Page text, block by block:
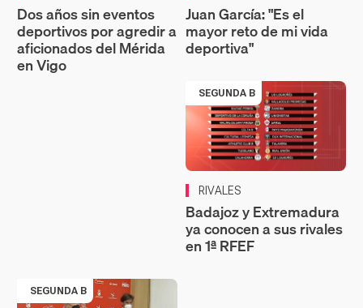
Dos años sin eventos
deportivos por agredir a
aficionados del Mérida
en Vigo
Juan García: "Es el
mayor reto de mi vida
deportiva"
SEGUNDA B
RIVALES
Badajoz y Extremadura
ya conocen a sus rivales
en 1ª RFEF
SEGUNDA B